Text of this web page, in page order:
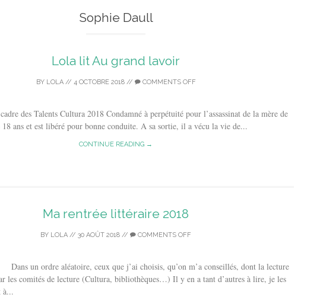
Sophie Daull
Lola lit Au grand lavoir
BY LOLA// 4 OCTOBRE 2018// COMMENTS OFF
des Talents Cultura 2018 Condamné à perpétuité pour l’assassinat de la mère de
ans et est libéré pour bonne conduite. A sa sortie, il a vécu la vie de...
CONTINUE READING →
Ma rentrée littéraire 2018
BY LOLA // 30 AOÛT 2018 // COMMENTS OFF
aléatoire, ceux que j’ai choisis, qu’on m’a conseillés, dont la lecture
les comités de lecture (Cultura, bibliothèques…) Il y en a tant d’autres à lire, je les
à...